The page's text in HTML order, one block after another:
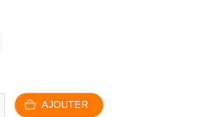
AJOUTER